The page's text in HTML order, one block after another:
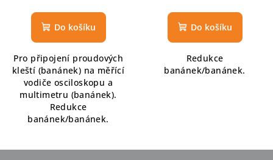
Do košíku
Pro připojení proudových
kleští (banánek) na měřící
vodiče osciloskopu a
multimetru (banánek).
Redukce
banánek/banánek.
Do košíku
Redukce
banánek/banánek.